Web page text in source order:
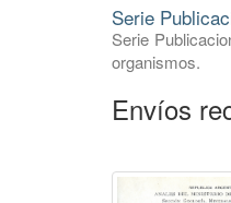
Serie
Serie
organismos.
Envíos